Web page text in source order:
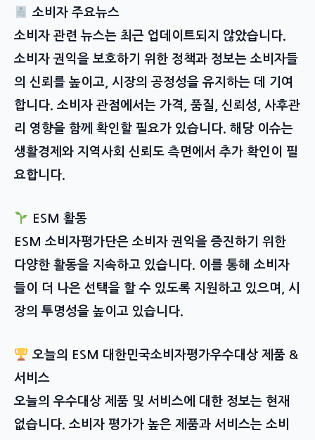
소비자 주요뉴스
소비자 관련 뉴스는 최근 업데이트되지 않았습니다.
소비자 권익을 보호하기 위한 정책과 정보는 소비자들
의 신뢰를 높이고, 시장의 공정성을 유지하는 데 기여
합니다. 소비자 관점에서는 가격, 품질, 신뢰성, 사후관
리 영향을 함께 확인할 필요가 있습니다. 해당 이슈는
생활경제와 지역사회 신뢰도 측면에서 추가 확인이 필
요합니다.
ESM 활동
ESM 소비자평가단은 소비자 권익을 증진하기 위한
다양한 활동을 지속하고 있습니다. 이를 통해 소비자
들이 더 나은 선택을 할 수 있도록 지원하고 있으며, 시
장의 투명성을 높이고 있습니다.
오늘의 ESM 대한민국소비자평가우수대상 제품 &
서비스
오늘의 우수대상 제품 및 서비스에 대한 정보는 현재
없습니다. 소비자 평가가 높은 제품과 서비스는 소비